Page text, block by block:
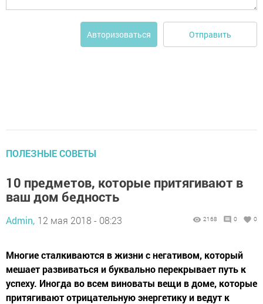
Авторизоваться Отправить
ПОЛЕЗНЫЕ СОВЕТЫ
10 предметов, которые притягивают в
ваш дом бедность
Admin, 12 мая 2018 - 08:23 2168 0 0
Многие сталкиваются в жизни с негативом, который
мешает развиваться и буквально перекрывает путь к
успеху. Иногда во всем виноваты вещи в доме, которые
притягивают отрицательную энергетику и ведут к